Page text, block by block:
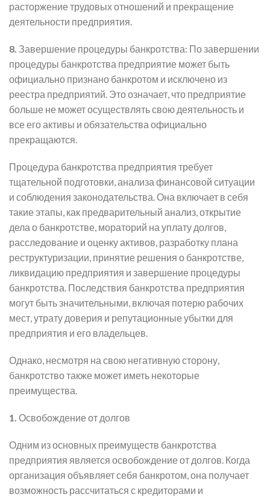
расторжение трудовых отношений и прекращение
деятельности предприятия.
8. Завершение процедуры банкротства: По завершении
процедуры банкротства предприятие может быть
официально признано банкротом и исключено из
реестра предприятий. Это означает, что предприятие
больше не может осуществлять свою деятельность и
все его активы и обязательства официально
прекращаются.
Процедура банкротства предприятия требует
тщательной подготовки, анализа финансовой ситуации
и соблюдения законодательства. Она включает в себя
такие этапы, как предварительный анализ, открытие
дела о банкротстве, мораторий на уплату долгов,
расследование и оценку активов, разработку плана
реструктуризации, принятие решения о банкротстве,
ликвидацию предприятия и завершение процедуры
банкротства. Последствия банкротства предприятия
могут быть значительными, включая потерю рабочих
мест, утрату доверия и репутационные убытки для
предприятия и его владельцев.
Однако, несмотря на свою негативную сторону,
банкротство также может иметь некоторые
преимущества.
1. Освобождение от долгов
Одним из основных преимуществ банкротства
предприятия является освобождение от долгов. Когда
организация объявляет себя банкротом, она получает
возможность рассчитаться с кредиторами и